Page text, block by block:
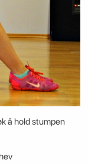
å hold stumpen